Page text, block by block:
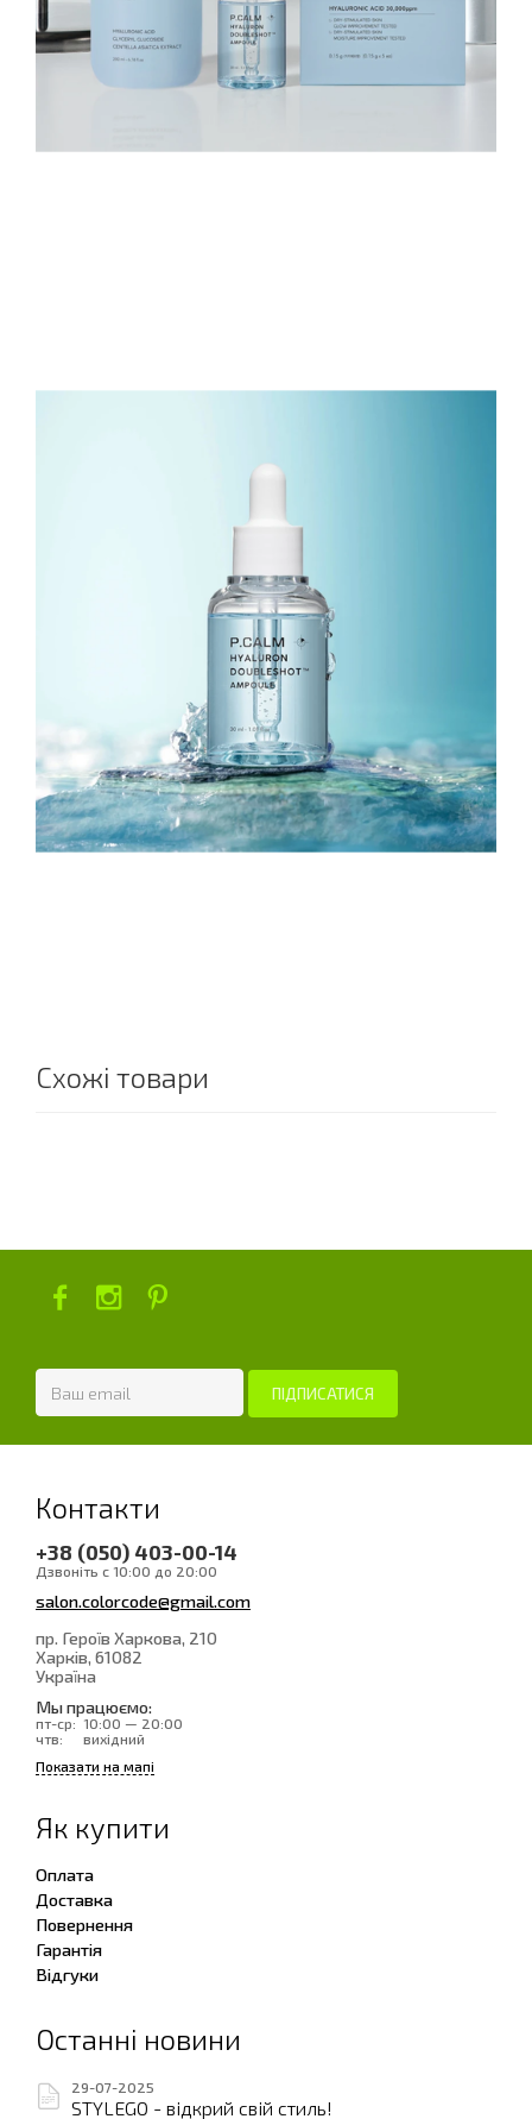
Схожі товари
Контакти
+38 (050) 403-00-14
Дзвоніть с 10:00 до 20:00
salon.colorcode@gmail.com
пр. Героїв Харкова, 210
Харків, 61082
Україна
Мы працюємо:
пт-ср: 10:00 — 20:00
чтв:
вихідний
Показати на мапі
Як купити
Оплата
Доставка
Повернення
Гарантія
Відгуки
Останні новини
29-07-2025
STYLEGO - відкрий свій стиль!